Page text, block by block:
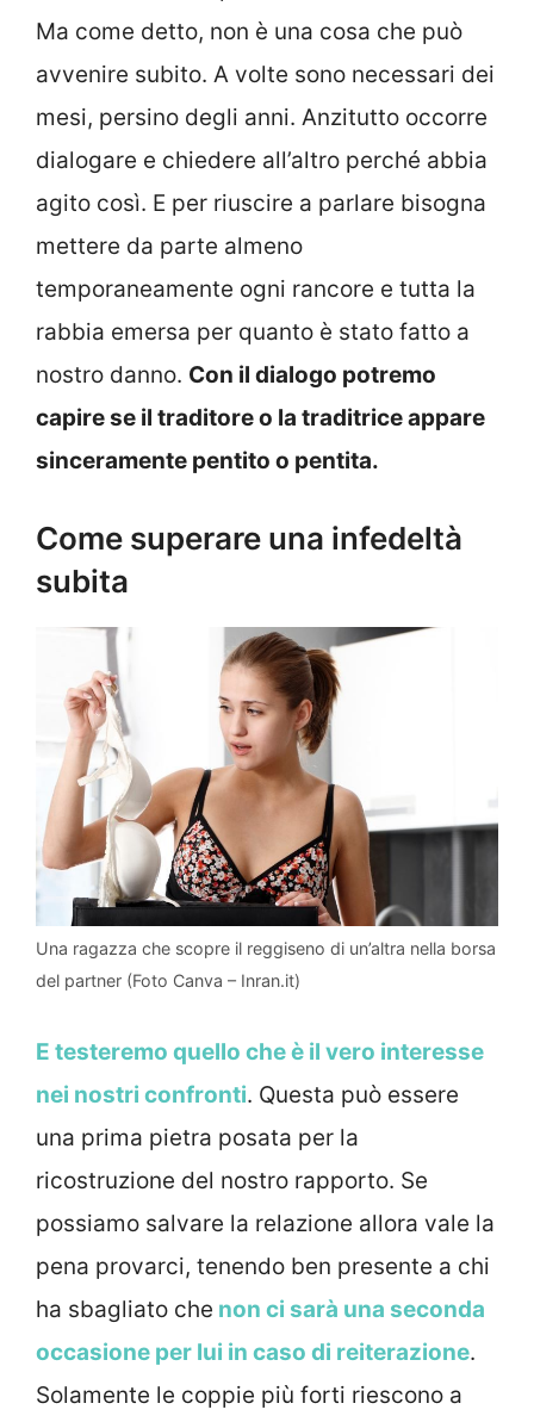
Ma come detto, non è una cosa che può
avvenire subito. A volte sono necessari dei
mesi, persino degli anni. Anzitutto occorre
dialogare e chiedere all’altro perché abbia
agito così. E per riuscire a parlare bisogna
mettere da parte almeno
temporaneamente ogni rancore e tutta la
rabbia emersa per quanto è stato fatto a
nostro danno. Con il dialogo potremo
capire se il traditore o la traditrice appare
sinceramente pentito o pentita.
Come superare una infedeltà
subita
Una ragazza che scopre il reggiseno di un’altra nella borsa
del partner (Foto Canva – Inran.it)
E testeremo quello che è il vero interesse
nei nostri confronti. Questa può essere
una prima pietra posata per la
ricostruzione del nostro rapporto. Se
possiamo salvare la relazione allora vale la
pena provarci, tenendo ben presente a chi
ha sbagliato che non ci sarà una seconda
occasione per lui in caso di reiterazione.
Solamente le coppie più forti riescono a